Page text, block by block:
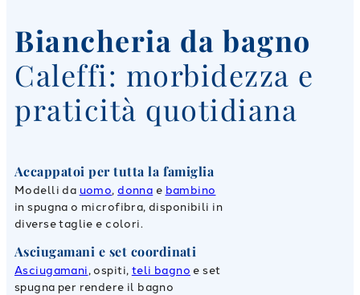
Biancheria da bagno
Caleffi: morbidezza e
praticità quotidiana
Accappatoi per tutta la famiglia
Modelli da uomo,donna e bambino
in spugna o microfibra, disponibili in
diverse taglie e colori.
Asciugamani e set coordinati
Asciugamani, ospiti, teli bagno e set
spugna per rendere il bagno